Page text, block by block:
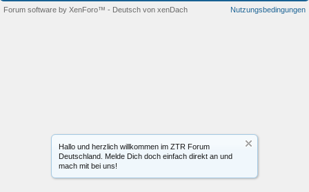
Hallo und herzlich willkommen im ZTR Forum
Deutschland. Melde Dich doch einfach direkt an und
mach mit bei uns!
Nutzungsbedingungen
Forum software by XenForo™ - Deutsch von xenDach